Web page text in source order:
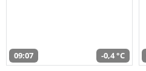
09:07 -0,4 °C